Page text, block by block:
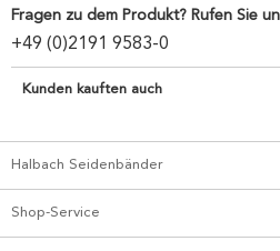
Fragen zu dem Produkt? Rufen Sie
+49 (0)2191 9583-0
Kunden kauften auch
Halbach Seidenbänder
Shop-Service